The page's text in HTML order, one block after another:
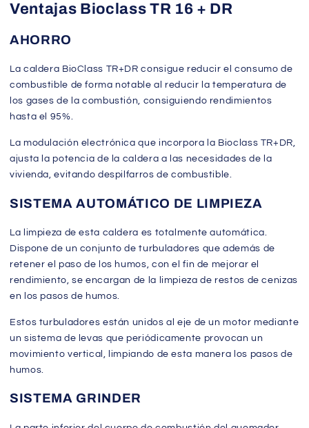
Ventajas Bioclass TR 16 + DR
AHORRO
La caldera BioClass TR+DR consigue reducir el consumo de
combustible de forma notable al reducir la temperatura de
los gases de la combustión, consiguiendo rendimientos
hasta el 95%.
La modulación electrónica que incorpora la Bioclass TR+DR,
ajusta la potencia de la caldera a las necesidades de la
vivienda, evitando despilfarros de combustible.
SISTEMA AUTOMÁTICO DE LIMPIEZA
La limpieza de esta caldera es totalmente automática.
Dispone de un conjunto de turbuladores que además de
retener el paso de los humos, con el fin de mejorar el
rendimiento, se encargan de la limpieza de restos de cenizas
en los pasos de humos.
Estos turbuladores están unidos al eje de un motor mediante
un sistema de levas que periódicamente provocan un
movimiento vertical, limpiando de esta manera los pasos de
humos.
SISTEMA GRINDER